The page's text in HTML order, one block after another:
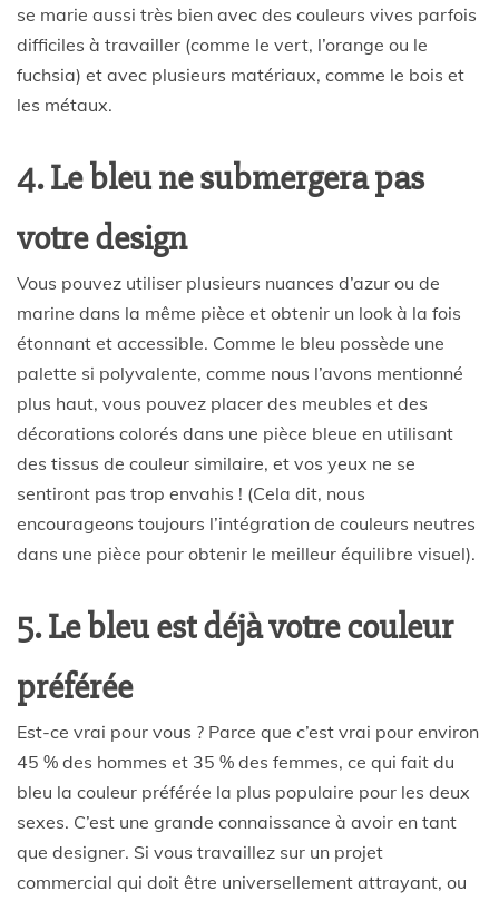
se marie aussi très bien avec des couleurs vives parfois
difficiles à travailler (comme le vert, l’orange ou le
fuchsia) et avec plusieurs matériaux, comme le bois et
les métaux.
4. Le bleu ne submergera pas
votre design
Vous pouvez utiliser plusieurs nuances d’azur ou de
marine dans la même pièce et obtenir un look à la fois
étonnant et accessible. Comme le bleu possède une
palette si polyvalente, comme nous l’avons mentionné
plus haut, vous pouvez placer des meubles et des
décorations colorés dans une pièce bleue en utilisant
des tissus de couleur similaire, et vos yeux ne se
sentiront pas trop envahis ! (Cela dit, nous
encourageons toujours l’intégration de couleurs neutres
dans une pièce pour obtenir le meilleur équilibre visuel).
5. Le bleu est déjà votre couleur
préférée
Est-ce vrai pour vous ? Parce que c’est vrai pour environ
45 % des hommes et 35 % des femmes, ce qui fait du
bleu la couleur préférée la plus populaire pour les deux
sexes. C’est une grande connaissance à avoir en tant
que designer. Si vous travaillez sur un projet
commercial qui doit être universellement attrayant, ou